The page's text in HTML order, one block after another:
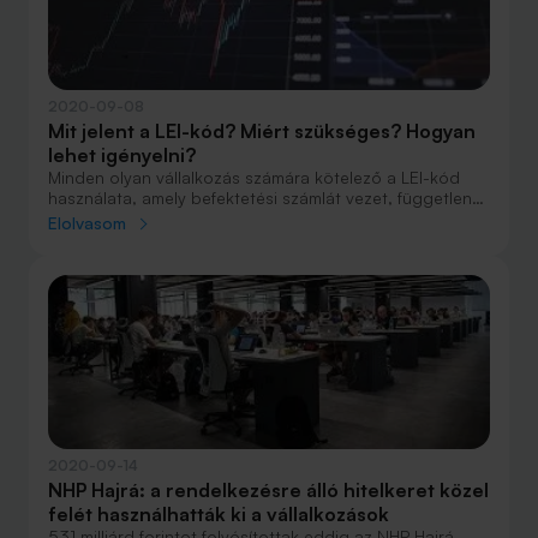
jutott eddig a legtöbb pénz.
Mit jelent a LEI-kód? Miért szükséges? Hogyan
lehet igényelni?
Minden olyan vállalkozás számára kötelező a LEI-kód
használata, amely befektetési számlát vezet, függetlenül
attól, köt-e ügyleteket. A LEI-kód nélkül nem lehetséges
Elmondjuk a részleteket.
Elolvasom
NHP Hajrá: a rendelkezésre álló hitelkeret közel
felét használhatták ki a vállalkozások